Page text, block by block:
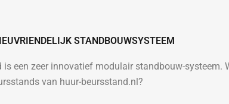
STANDBOUWSYSTEEM
een zeer innovatief modulair standbouw-systeem.
van huur-beursstand.nl?